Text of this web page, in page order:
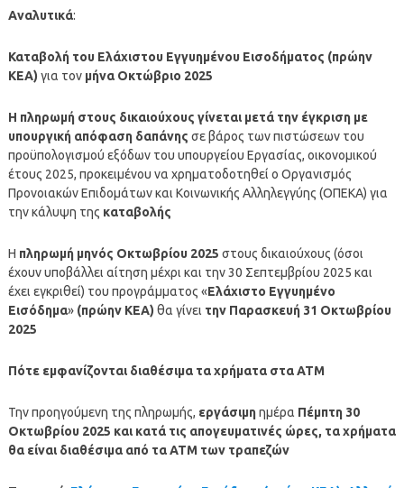
Αναλυτικά:
Καταβολή του Ελάχιστου Εγγυημένου Εισοδήματος (πρώην
ΚΕΑ) για τονμήνα Οκτώβριο 2025
Η πληρωμή στους δικαιούχους γίνεται μετά την έγκριση με
υπουργική απόφαση δαπάνης σε βάρος των πιστώσεων του
προϋπολογισμού εξόδων του υπουργείου Εργασίας, οικονομικού
έτους 2025, προκειμένου να χρηματοδοτηθεί ο Οργανισμός
Προνοιακών Επιδομάτων και Κοινωνικής Αλληλεγγύης (ΟΠΕΚΑ) για
την κάλυψη της καταβολής
Η πληρωμή μηνός Οκτωβρίου2025 στους δικαιούχους (όσοι
έχουν υποβάλλει αίτηση μέχρι και την 30 Σεπτεμβρίου 2025 και
έχει εγκριθεί) του προγράμματος «Ελάχιστο Εγγυημένο
Εισόδημα» (πρώην ΚΕΑ) θα γίνει την Παρασκευή 31 Οκτωβρίου
2025
Πότε εμφανίζονται διαθέσιμα τα χρήματα στα ΑΤΜ
Την προηγούμενη της πληρωμής, εργάσιμηημέρα Πέμπτη 30
Οκτωβρίου2025 και κατά τις απογευματινές ώρες, τα χρήματα
θα είναι διαθέσιμα από τα ΑΤΜ των τραπεζών